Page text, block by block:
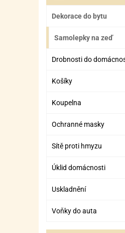
ZÁBAVNÉ HRAČKY,
Dekorace do bytu
Samolepky na zeď
Drobnosti do
Košíky
Koupelna
Ochranné masky
Sítě proti hmyzu
Úklid domácnosti
Uskladnění
Voňky do auta